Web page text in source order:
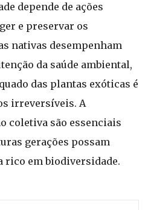
depende de ações
e preservar os
nativas desempenham
da saúde ambiental,
das plantas exóticas é
irreversíveis. A
coletiva são essenciais
gerações possam
rico em biodiversidade.